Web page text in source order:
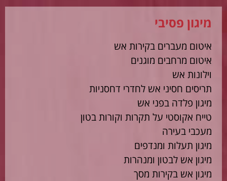
מיגון פסיבי
איטום מעברים בקירות אש
איטום מרחבים מוגנים
וילונות אש
תריסים חסיני אש לחדרי דחסניות
מיגון פלדה בפני אש
טייח אקוסטי על תקרות וקורות בטון
מעכבי בעירה
מיגון תעלות ומנדפים
מיגון אש לבטון ומנהרות
מיגון אש בקירות מסך